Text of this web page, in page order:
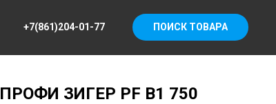
+7(861)204-01-77 ПОИСК ТОВАРА
ЗИГЕР PF В1 750